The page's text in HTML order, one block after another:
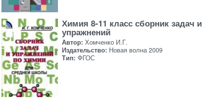
Химия 8-11 класс сборник задач и
упражнений
Автор: Хомченко И.Г.
Издательство: Новая волна 2009
Тип: ФГОС